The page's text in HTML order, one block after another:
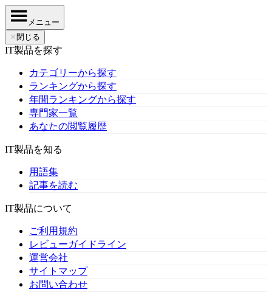
メニュー
✕ 閉じる
IT製品を探す
カテゴリーから探す
ランキングから探す
年間ランキングから探す
専門家一覧
あなたの閲覧履歴
IT製品を知る
用語集
記事を読む
IT製品について
ご利用規約
レビューガイドライン
運営会社
サイトマップ
お問い合わせ